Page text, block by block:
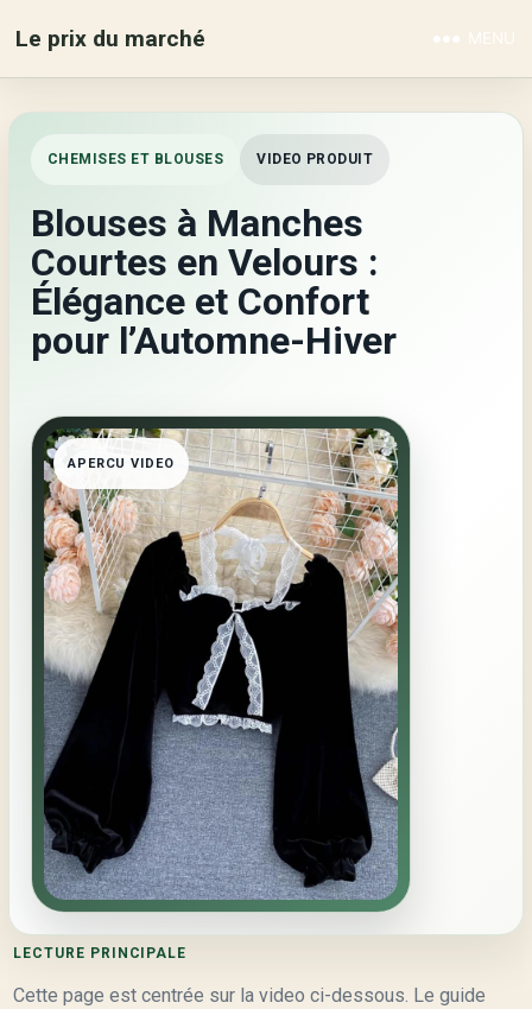
Le prix du marché MENU
CHEMISES ET BLOUSES VIDEO PRODUIT
Blouses à Manches
Courtes en Velours :
Élégance et Confort
pour l’Automne-Hiver
APERCU VIDEO
LECTURE PRINCIPALE
Cette page est centrée sur la video ci-dessous. Le guide